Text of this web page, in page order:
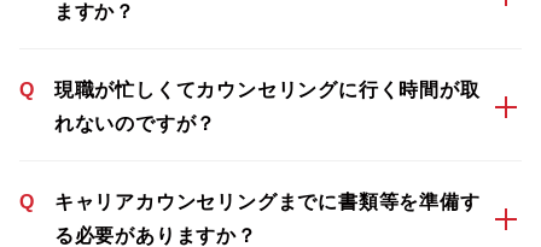
ますか？
Q
現職が忙しくてカウンセリングに行く時間が取
れないのですが？
Q
キャリアカウンセリングまでに書類等を準備す
る必要がありますか？